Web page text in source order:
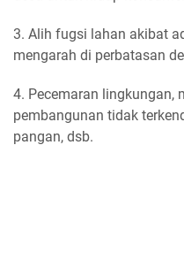
3. Alih fugsi lahan akibat
mengarah di perbatasan
4. Pecemaran lingkungan,
pembangunan tidak
pangan, dsb.